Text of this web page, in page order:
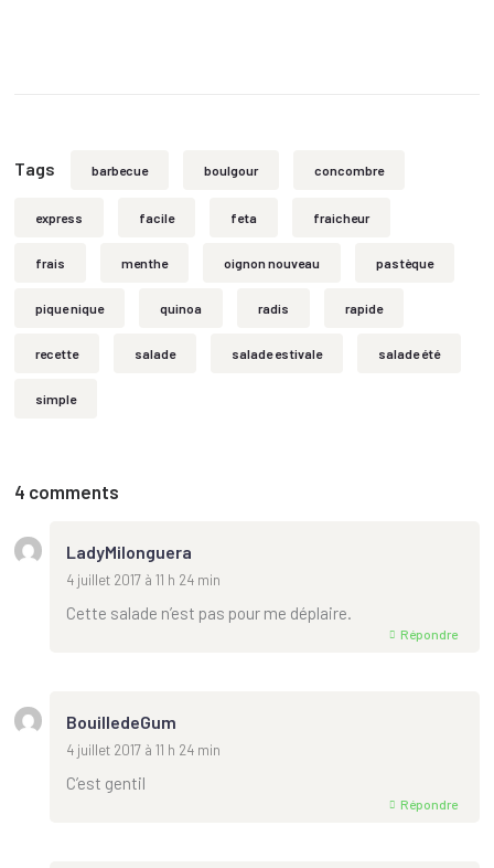
Tags barbecue boulgour concombre
express facile feta fraicheur
frais menthe oignon nouveau pastèque
pique nique quinoa radis rapide
recette salade salade estivale salade été
simple
4 comments
LadyMilonguera
4 juillet 2017 à 11 h 24 min
Cette salade n’est pas pour me déplaire.
Répondre
BouilledeGum
4 juillet 2017 à 11 h 24 min
C’est gentil
Répondre